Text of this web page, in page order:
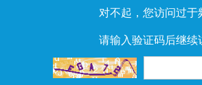
对不起，您访问过于
请输入验证码后继续